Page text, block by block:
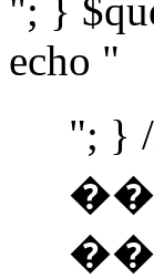
"; }
echo "
";